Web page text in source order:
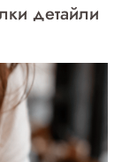
детайли